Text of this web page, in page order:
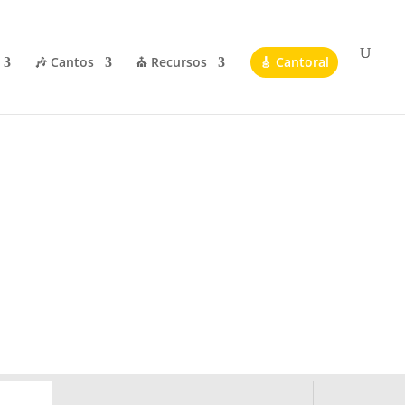
🎶 Cantos ⛪ Recursos 🎸 Cantoral